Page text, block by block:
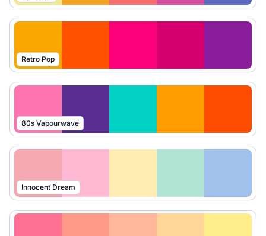
Retro Pop
80s Vapourwave
Innocent Dream